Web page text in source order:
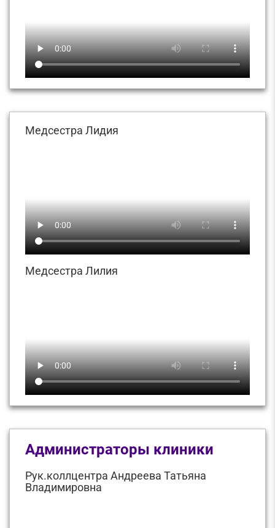
Медсестра Лидия
Медсестра Лилия
Администраторы клиники
Рук.коллцентра Андреева Татьяна
Владимировна